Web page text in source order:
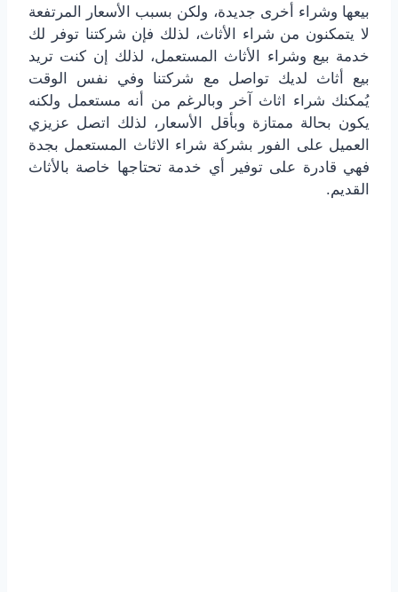
بيعها وشراء أخرى جديدة، ولكن بسبب الأسعار المرتفعة
لا يتمكنون من شراء الأثاث، لذلك فإن شركتنا توفر لك
خدمة بيع وشراء الأثاث المستعمل، لذلك إن كنت تريد
بيع أثاث لديك تواصل مع شركتنا وفي نفس الوقت
يُمكنك شراء اثاث آخر وبالرغم من أنه مستعمل ولكنه
يكون بحالة ممتازة وبأقل الأسعار، لذلك اتصل عزيزي
العميل على الفور بشركة شراء الاثاث المستعمل بجدة
فهي قادرة على توفير أي خدمة تحتاجها خاصة بالأثاث
القديم.